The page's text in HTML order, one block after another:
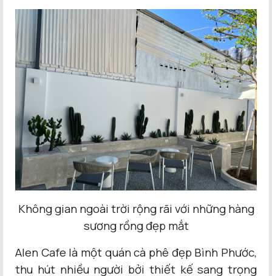
Không gian ngoài trời rộng rãi với những hàng
sương rồng đẹp mắt
Alen Cafe là một quán cà phê đẹp Bình Phước,
thu hút nhiều người bởi thiết kế sang trọng